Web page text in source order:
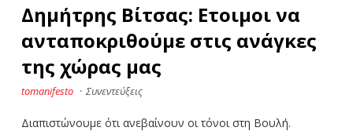
Δημήτρης Βίτσας: Ετοιμοι να
ανταποκριθούμε στις ανάγκες
της χώρας μας
tomanifesto · Συνεντεύξεις
Διαπιστώνουμε ότι ανεβαίνουν οι τόνοι στη Βουλή.